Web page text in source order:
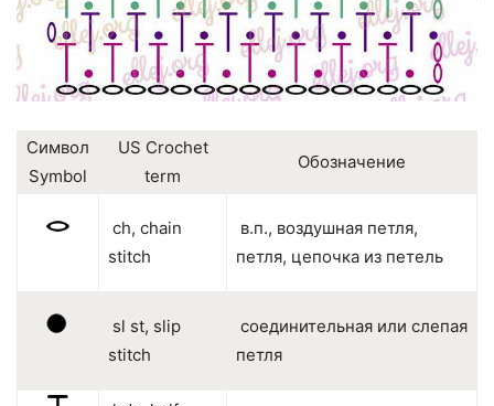
Символ
Symbol
US Crochet
term
Обозначение
ch, chain
stitch
в.п., воздушная петля,
петля, цепочка из петель
sl st, slip
stitch
соединительная или слепая
петля